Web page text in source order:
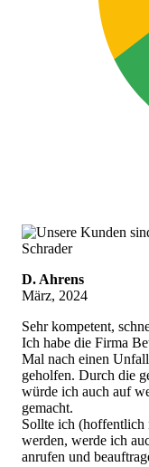
D. Ahrens
März, 2024
Sehr kompetent,
Ich habe die Firma
Mal nach einen
geholfen. Durch die
würde ich auch auf
gemacht.
Sollte ich
werden, werde ich
anrufen und